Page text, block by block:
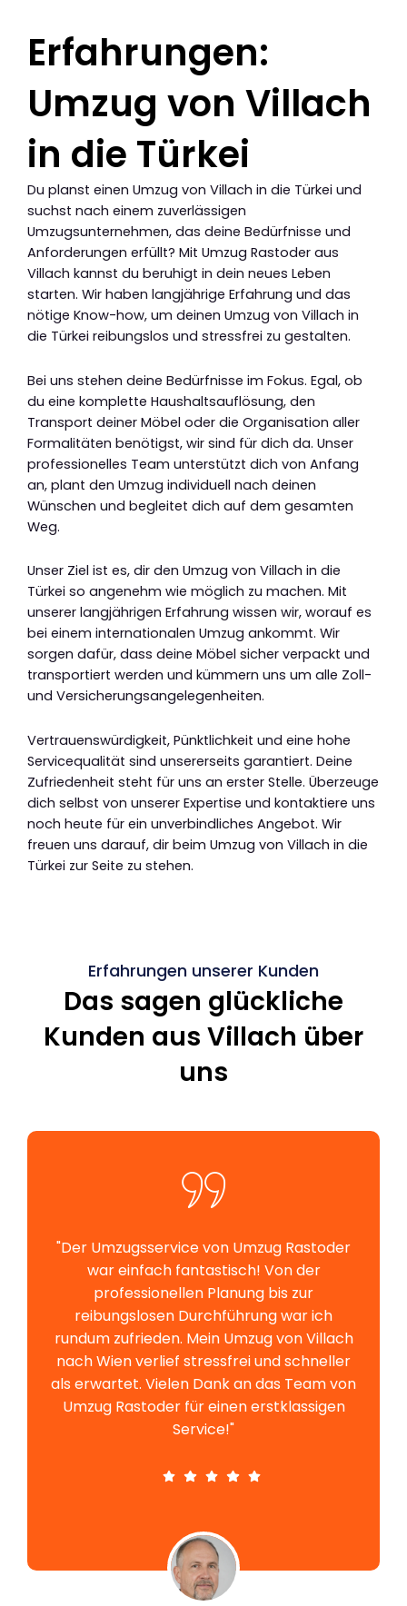
Erfahrungen:
Umzug von Villach
in die Türkei
Du planst einen Umzug von Villach in die Türkei und
suchst nach einem zuverlässigen
Umzugsunternehmen, das deine Bedürfnisse und
Anforderungen erfüllt? Mit Umzug Rastoder aus
Villach kannst du beruhigt in dein neues Leben
starten. Wir haben langjährige Erfahrung und das
nötige Know-how, um deinen Umzug von Villach in
die Türkei reibungslos und stressfrei zu gestalten.
Bei uns stehen deine Bedürfnisse im Fokus. Egal, ob
du eine komplette Haushaltsauflösung, den
Transport deiner Möbel oder die Organisation aller
Formalitäten benötigst, wir sind für dich da. Unser
professionelles Team unterstützt dich von Anfang
an, plant den Umzug individuell nach deinen
Wünschen und begleitet dich auf dem gesamten
Weg.
Unser Ziel ist es, dir den Umzug von Villach in die
Türkei so angenehm wie möglich zu machen. Mit
unserer langjährigen Erfahrung wissen wir, worauf es
bei einem internationalen Umzug ankommt. Wir
sorgen dafür, dass deine Möbel sicher verpackt und
transportiert werden und kümmern uns um alle Zoll-
und Versicherungsangelegenheiten.
Vertrauenswürdigkeit, Pünktlichkeit und eine hohe
Servicequalität sind unsererseits garantiert. Deine
Zufriedenheit steht für uns an erster Stelle. Überzeuge
dich selbst von unserer Expertise und kontaktiere uns
noch heute für ein unverbindliches Angebot. Wir
freuen uns darauf, dir beim Umzug von Villach in die
Türkei zur Seite zu stehen.
Erfahrungen unserer Kunden
Das sagen glückliche
Kunden aus Villach über
uns
"Der Umzugsservice von Umzug Rastoder
war einfach fantastisch! Von der
professionellen Planung bis zur
reibungslosen Durchführung war ich
rundum zufrieden. Mein Umzug von Villach
nach Wien verlief stressfrei und schneller
als erwartet. Vielen Dank an das Team von
Umzug Rastoder für einen erstklassigen
Service!"